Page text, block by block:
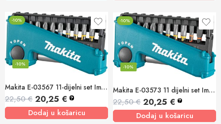
-10%
Makita E-03567 11-dijelni set Impact Premier bitova + adapter
-10%
22,50€ 20,25 € ?
Dodaj u košaricu
-10%
Makita E-03573 11 dijelni set Impact Premier bit nastavaka
-10%
22,50€ 20,25 € ?
Dodaj u košaricu